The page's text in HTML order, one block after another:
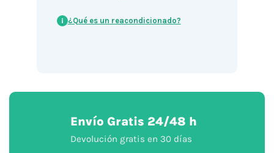
i ¿Qué es un reacondicionado?
Envío Gratis 24/48 h
Devolución gratis en 30 días